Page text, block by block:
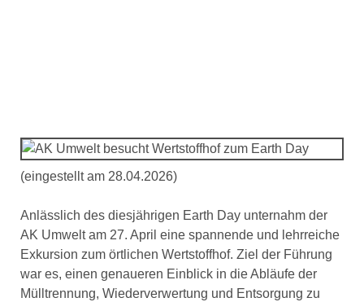
(eingestellt am 28.04.2026)
Anlässlich des diesjährigen Earth Day unternahm der
AK Umwelt am 27. April eine spannende und lehrreiche
Exkursion zum örtlichen Wertstoffhof. Ziel der Führung
war es, einen genaueren Einblick in die Abläufe der
Mülltrennung, Wiederverwertung und Entsorgung zu